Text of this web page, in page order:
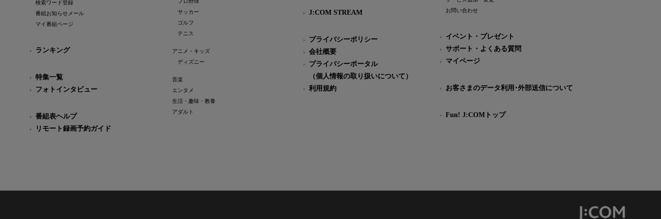
検索ワード登録
番組お知らせメール
マイ番組ページ
ランキング
特集一覧
フォトインタビュー
番組表ヘルプ
リモート録画予約ガイド
サッカー
ゴルフ
テニス
アニメ・キッズ
ディズニー
音楽
エンタメ
生活・趣味・教養
アダルト
J:COM STREAM
プライバシーポリシー
会社概要
プライバシーポータル
（個人情報の取り扱いについて）
利用規約
お問い合わせ
イベント・プレゼント
サポート・よくある質問
マイページ
お客さまのデータ利用･外部送信について
Fun! J:COMトップ